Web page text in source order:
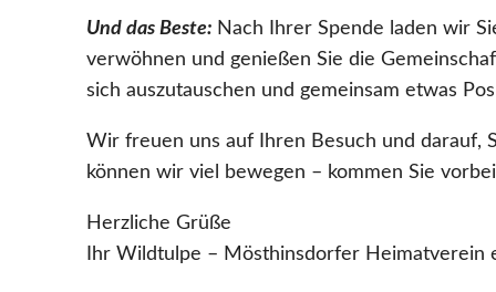
Und das Beste: Nach Ihrer Spende laden wir
verwöhnen und genießen Sie die
sich auszutauschen und gemeinsam etwas
Wir freuen uns auf Ihren Besuch und darauf,
können wir viel bewegen – kommen Sie
Herzliche Grüße
Ihr Wildtulpe – Mösthinsdorfer Heimatverein